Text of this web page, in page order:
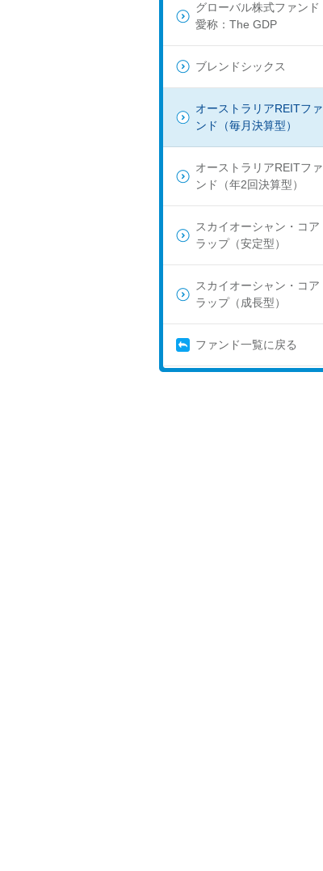
グローバル株式ファンド
愛称：The GDP
ブレンドシックス
オーストラリアREITファ
ンド（毎月決算型）
オーストラリアREITファ
ンド（年2回決算型）
スカイオーシャン・コア
ラップ（安定型）
スカイオーシャン・コア
ラップ（成長型）
ファンド一覧に戻る